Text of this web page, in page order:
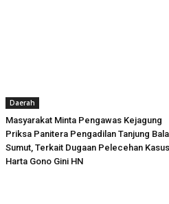
Daerah
Masyarakat Minta Pengawas Kejagung
Priksa Panitera Pengadilan Tanjung
Sumut, Terkait Dugaan Pelecehan Kasus
Harta Gono Gini HN